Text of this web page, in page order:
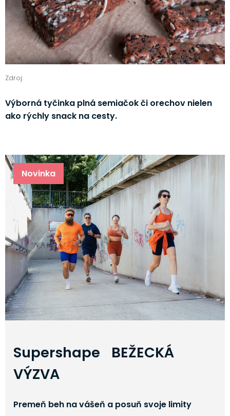
Zdroj:
Výborná tyčinka plná semiačok či orechov nielen
ako rýchly snack na cesty.
Novinka
Supershape BEŽECKÁ
VÝZVA
Premeň beh na vášeň a posuň svoje limity